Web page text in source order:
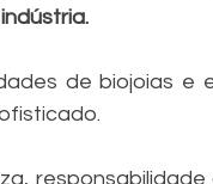
de biojoias e
responsabilidade